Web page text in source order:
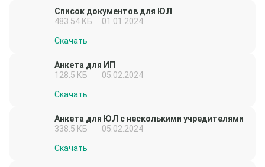
Список документов для ЮЛ
483.54 КБ
01.01.2024
Скачать
Анкета для ИП
128.5 КБ
05.02.2024
Скачать
Анкета для ЮЛ с несколькими учредителями
338.5 КБ
05.02.2024
Скачать